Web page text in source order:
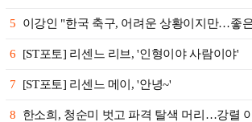
5 이강인 "한국 축구, 어려운 상황이지만…좋
6 [ST포토] 리센느 리브, '인형이야 사람이야'
7 [ST포토] 리센느 메이, '안녕~'
8 한소희, 청순미 벗고 파격 탈색 머리…강렬